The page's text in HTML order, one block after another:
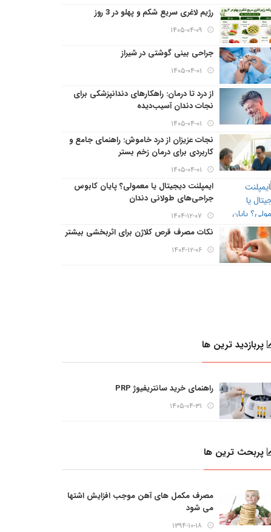
رژیم لاغری سریع شکم و پهلو در 3 روز
۱۴۰۵-۰۴-۰۹
جراحی بینی گوشتی در شیراز
۱۴۰۵-۰۴-۰۱
از درد تا درمان: راهکارهای دندانپزشکی برای
نجات دندان آسیب‌دیده
۱۴۰۵-۰۴-۰۱
نجات عزیزان از درد خاموش: راهنمای جامع و
کاربردی برای درمان زخم بستر
۱۴۰۵-۰۴-۰۱
ایمپلنت دیجیتال یا معمولی؟ پایان کابوس
جراحی‌های طولانی دندان
۱۴۰۴-۱۲-۰۷
نکات مصرف قرص کلاژن برای اثربخشی بیشتر
۱۴۰۴-۱۲-۰۶
پربازدید ترین ها
راهنمای خرید سانتریفیوژ PRP
۱۴۰۵-۰۴-۳۱
پربحث ترین ها
مصرف مکمل های آهن موجب افزایش اشتها
می شود
۱۳۹۴-۱۰-۱۸